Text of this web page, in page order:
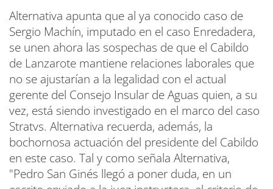
Alternativa apunta que al ya conocido caso de
Sergio Machín, imputado en el caso Enredadera,
se unen ahora las sospechas de que el Cabildo
de Lanzarote mantiene relaciones laborales que
no se ajustarían a la legalidad con el actual
gerente del Consejo Insular de Aguas quien, a su
vez, está siendo investigado en el marco del caso
Stratvs. Alternativa recuerda, además, la
bochornosa actuación del presidente del Cabildo
en este caso. Tal y como señala Alternativa,
"Pedro San Ginés llegó a poner duda, en un